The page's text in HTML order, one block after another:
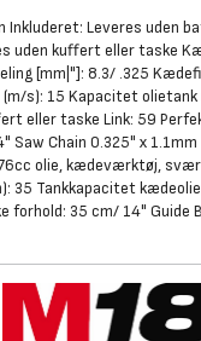
Leveres uden
uden kuffert eller taske
[mm|"]: 8.3/ .325
s): 15 Kapacitet olietank
eller taske Link: 59
Saw Chain 0.325" x
olie, kædeværktøj,
35 Tankkapacitet
forhold: 35 cm/ 14" Guide